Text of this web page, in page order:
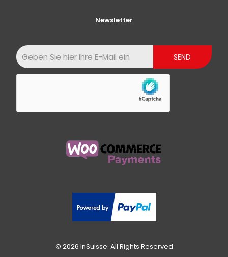
Newsletter
© 2026 InSuisse. All Rights Reserved